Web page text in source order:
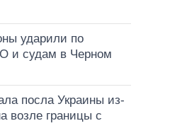
ударили по
и судам в Черном
посла Украины из-
возле границы с